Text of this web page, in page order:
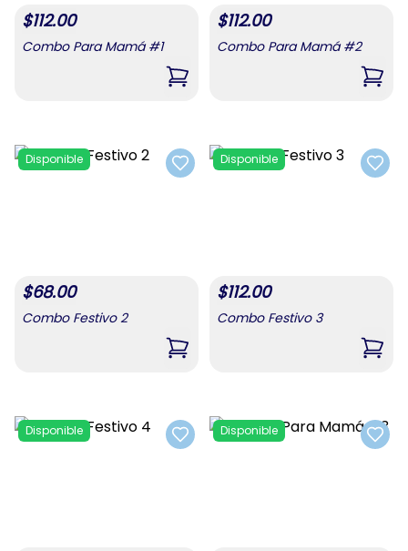
$112.00
Combo Para Mamá #1
,Combo Para Mamá #1
$112.00
Combo Para Mamá #2
,
Add to favorites
Disponible
$68.00
Combo Festivo 2
,Combo Festivo 2
Add
Disponible
$112.00
Combo Festivo 3
,
Add to favorites
Disponible
Add
Disponible